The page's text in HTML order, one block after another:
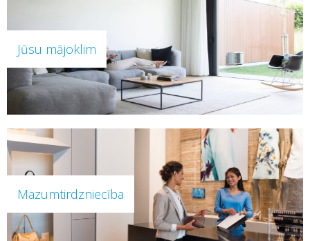
Jūsu mājoklim
Mazumtirdzniecība